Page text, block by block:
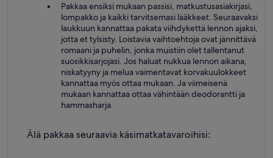
Pakkaa ensiksi mukaan passisi, matkustusasiakirjasi,
lompakko ja kaikki tarvitsemasi lääkkeet. Seuraavaksi
laukkuun kannattaa pakata viihdykettä lennon ajaksi,
jotta et tylsisty. Loistavia vaihtoehtoja ovat jännittävä
romaani ja puhelin, jonka muistiin olet tallentanut
suosikkisarjojasi. Jos haluat nukkua lennon aikana,
niskatyyny ja melua vaimentavat korvakuulokkeet
kannattaa myös ottaa mukaan. Ja viimeisenä
mukaan kannattaa ottaa vähintään deodorantti ja
hammasharja.
Älä pakkaa seuraavia käsimatkatavaroihisi: